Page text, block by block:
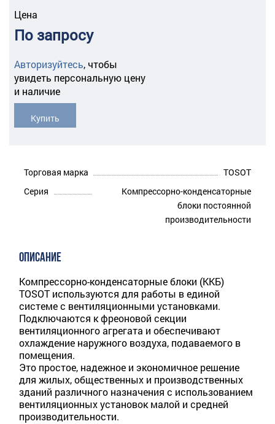
Цена
По запросу
Авторизуйтесь, чтобы
увидеть персональную цену
и наличие
Купить
Торговая марка
TOSOT
Серия
Компрессорно-конденсаторные
блоки постоянной
производительности
ОПИСАНИЕ
Компрессорно-конденсаторные блоки (ККБ)
TOSOT используются для работы в единой
системе с вентиляционными установками.
Подключаются к фреоновой секции
вентиляционного агрегата и обеспечивают
охлаждение наружного воздуха, подаваемого в
помещения.
Это простое, надежное и экономичное решение
для жилых, общественных и производственных
зданий различного назначения с использованием
вентиляционных установок малой и средней
производительности.